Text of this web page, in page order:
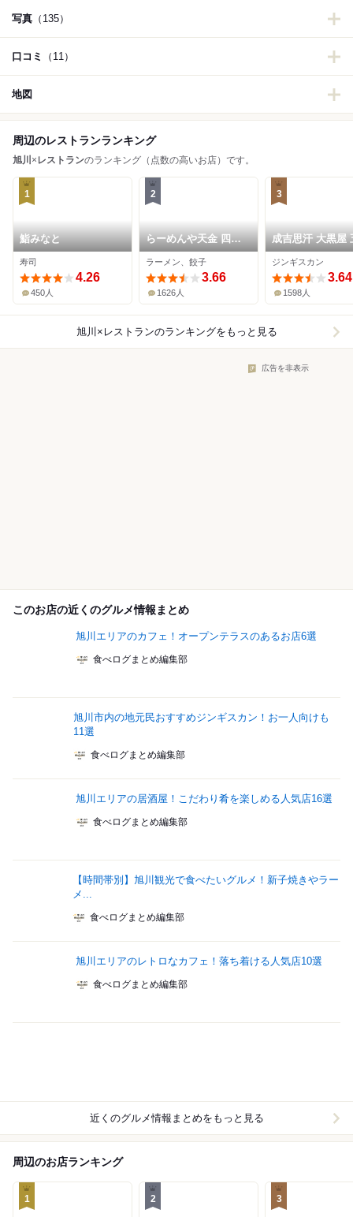
写真 （135）
口コミ （11）
地図
周辺のレストランランキング
旭川 × レストランのランキング（点数の高いお店）です。
1
鮨みなと
寿司
4.26
450人
2
らーめんや天金 四条
店
ラーメン、餃子
3.66
1626人
3
成吉思汗 大黒屋
目店
ジンギスカン
3.64
1598人
旭川×レストランのランキングをもっと見る
広告を非表示
このお店の近くのグルメ情報まとめ
旭川エリアのカフェ！オープンテラスのあるお店6選
食べログまとめ編集部
旭川市内の地元民おすすめジンギスカン！お一人向けも
11選
食べログまとめ編集部
旭川エリアの居酒屋！こだわり肴を楽しめる人気店16選
食べログまとめ編集部
【時間帯別】旭川観光で食べたいグルメ！新子焼きやラー
メ...
食べログまとめ編集部
旭川エリアのレトロなカフェ！落ち着ける人気店10選
食べログまとめ編集部
近くのグルメ情報まとめをもっと見る
周辺のお店ランキング
1 2 3